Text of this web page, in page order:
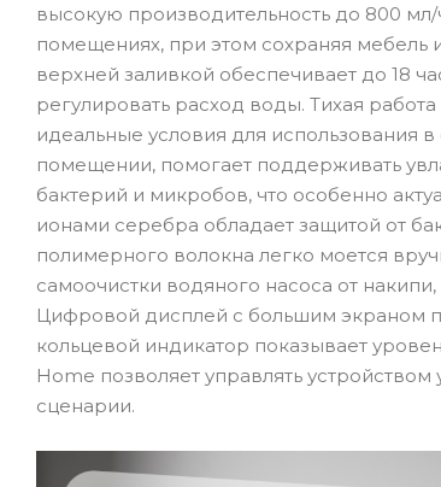
высокую производительность до 800
помещениях, при этом сохраняя мебель
верхней заливкой обеспечивает до 18
регулировать расход воды. Тихая
идеальные условия для использования
помещении, помогает поддерживать
бактерий и микробов, что особенно
ионами серебра обладает защитой от
полимерного волокна легко моется
самоочистки водяного насоса от
Цифровой дисплей с большим экраном
кольцевой индикатор показывает
Home позволяет управлять
сценарии.